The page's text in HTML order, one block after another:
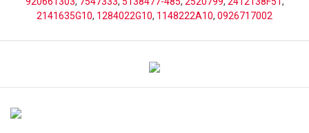
2141635G10, 1284022G10, 1148222A10, 0926717002